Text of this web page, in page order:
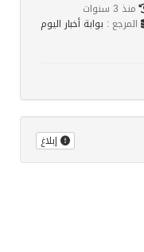
منذ 3 سنوات
المرجع : بوابة أخبار اليوم
إبلاغ